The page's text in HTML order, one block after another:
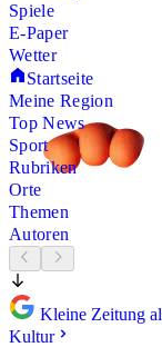
Spiele
E-Paper
Wetter
Startseite
Meine Region
Top News
Sport
Rubriken
Orte
Themen
Autoren
Kleine Zeitung
Kultur